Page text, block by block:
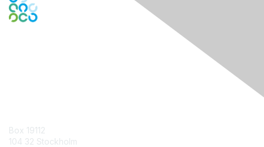
Box 19112
104 32 Stockholm